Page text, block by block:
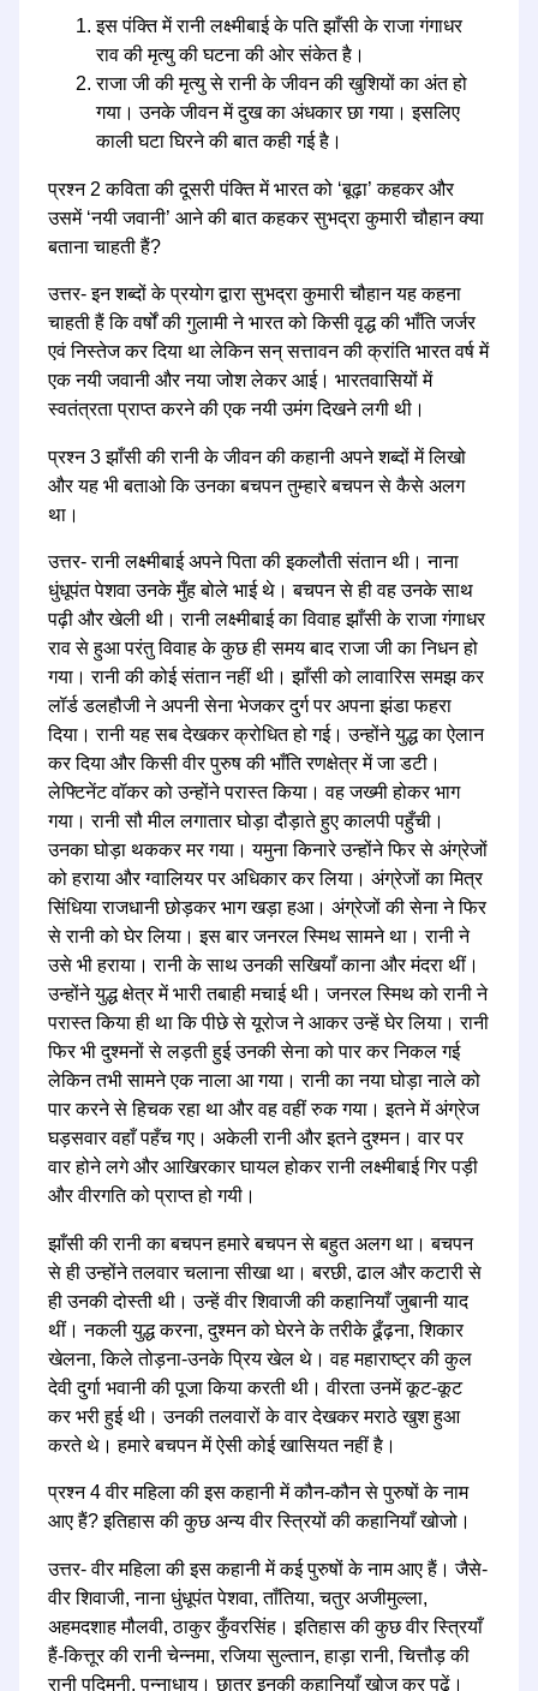
इस पंक्ति में रानी लक्ष्मीबाई के पति झाँसी के राजा गंगाधर
राव की मृत्यु की घटना की ओर संकेत है।
राजा जी की मृत्यु से रानी के जीवन की खुशियों का अंत हो
गया। उनके जीवन में दुख का अंधकार छा गया। इसलिए
काली घटा घिरने की बात कही गई है।
प्रश्न 2 कविता की दूसरी पंक्ति में भारत को ‘बूढ़ा’ कहकर और
उसमें ‘नयी जवानी’ आने की बात कहकर सुभद्रा कुमारी चौहान क्या
बताना चाहती हैं?
उत्तर- इन शब्दों के प्रयोग द्वारा सुभद्रा कुमारी चौहान यह कहना
चाहती हैं कि वर्षों की गुलामी ने भारत को किसी वृद्ध की भाँति जर्जर
एवं निस्तेज कर दिया था लेकिन सन् सत्तावन की क्रांति भारत वर्ष में
एक नयी जवानी और नया जोश लेकर आई। भारतवासियों में
स्वतंत्रता प्राप्त करने की एक नयी उमंग दिखने लगी थी।
प्रश्न 3 झाँसी की रानी के जीवन की कहानी अपने शब्दों में लिखो
और यह भी बताओ कि उनका बचपन तुम्हारे बचपन से कैसे अलग
था।
उत्तर- रानी लक्ष्मीबाई अपने पिता की इकलौती संतान थी। नाना
धुंधूपंत पेशवा उनके मुँह बोले भाई थे। बचपन से ही वह उनके साथ
पढ़ी और खेली थी। रानी लक्ष्मीबाई का विवाह झाँसी के राजा गंगाधर
राव से हुआ परंतु विवाह के कुछ ही समय बाद राजा जी का निधन हो
गया। रानी की कोई संतान नहीं थी। झाँसी को लावारिस समझ कर
लॉर्ड डलहौजी ने अपनी सेना भेजकर दुर्ग पर अपना झंडा फहरा
दिया। रानी यह सब देखकर क्रोधित हो गई। उन्होंने युद्ध का ऐलान
कर दिया और किसी वीर पुरुष की भाँति रणक्षेत्र में जा डटी।
लेफ्टिनेंट वॉकर को उन्होंने परास्त किया। वह जख्मी होकर भाग
गया। रानी सौ मील लगातार घोड़ा दौड़ाते हुए कालपी पहुँची।
उनका घोड़ा थककर मर गया। यमुना किनारे उन्होंने फिर से अंग्रेजों
को हराया और ग्वालियर पर अधिकार कर लिया। अंग्रेजों का मित्र
सिंधिया राजधानी छोड़कर भाग खड़ा हआ। अंग्रेजों की सेना ने फिर
से रानी को घेर लिया। इस बार जनरल स्मिथ सामने था। रानी ने
उसे भी हराया। रानी के साथ उनकी सखियाँ काना और मंदरा थीं।
उन्होंने युद्ध क्षेत्र में भारी तबाही मचाई थी। जनरल स्मिथ को रानी ने
परास्त किया ही था कि पीछे से यूरोज ने आकर उन्हें घेर लिया। रानी
फिर भी दुश्मनों से लड़ती हुई उनकी सेना को पार कर निकल गई
लेकिन तभी सामने एक नाला आ गया। रानी का नया घोड़ा नाले को
पार करने से हिचक रहा था और वह वहीं रुक गया। इतने में अंग्रेज
घड़सवार वहाँ पहँच गए। अकेली रानी और इतने दुश्मन। वार पर
वार होने लगे और आखिरकार घायल होकर रानी लक्ष्मीबाई गिर पड़ी
और वीरगति को प्राप्त हो गयी।
झाँसी की रानी का बचपन हमारे बचपन से बहुत अलग था। बचपन
से ही उन्होंने तलवार चलाना सीखा था। बरछी, ढाल और कटारी से
ही उनकी दोस्ती थी। उन्हें वीर शिवाजी की कहानियाँ जुबानी याद
थीं। नकली युद्ध करना, दुश्मन को घेरने के तरीके ढूँढ़ना, शिकार
खेलना, किले तोड़ना-उनके प्रिय खेल थे। वह महाराष्ट्र की कुल
देवी दुर्गा भवानी की पूजा किया करती थी। वीरता उनमें कूट-कूट
कर भरी हुई थी। उनकी तलवारों के वार देखकर मराठे खुश हुआ
करते थे। हमारे बचपन में ऐसी कोई खासियत नहीं है।
प्रश्न 4 वीर महिला की इस कहानी में कौन-कौन से पुरुषों के नाम
आए हैं? इतिहास की कुछ अन्य वीर स्त्रियों की कहानियाँ खोजो।
उत्तर- वीर महिला की इस कहानी में कई पुरुषों के नाम आए हैं। जैसे-
वीर शिवाजी, नाना धुंधूपंत पेशवा, ताँतिया, चतुर अजीमुल्ला,
अहमदशाह मौलवी, ठाकुर कुँवरसिंह। इतिहास की कुछ वीर स्त्रियाँ
हैं-कित्तूर की रानी चेन्नमा, रजिया सुल्तान, हाड़ा रानी, चित्तौड़ की
रानी पद्मिनी, पन्नाधाय। छात्र इनकी कहानियाँ खोज कर पढ़ें।